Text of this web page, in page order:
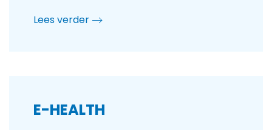
Lees verder
E-HEALTH